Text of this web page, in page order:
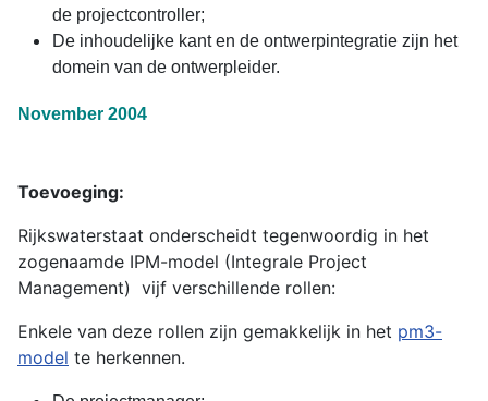
de projectcontroller;
De inhoudelijke kant en de ontwerpintegratie zijn het
domein van de ontwerpleider.
November 2004
Toevoeging:
Rijkswaterstaat onderscheidt tegenwoordig in het
zogenaamde IPM-model (Integrale Project
Management) vijf verschillende rollen:
Enkele van deze rollen zijn gemakkelijk in het pm3-
model te herkennen.